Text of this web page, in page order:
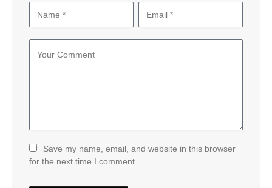
Save my name, email, and website in this browser
for the next time I comment.